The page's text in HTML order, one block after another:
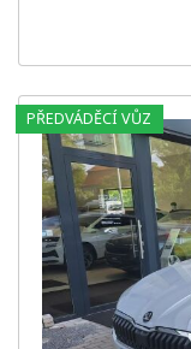
PŘEDVÁDĚCÍ VŮZ